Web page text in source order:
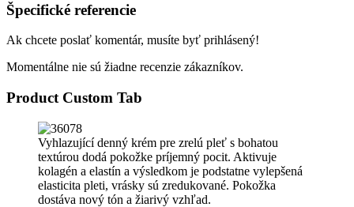
Špecifické referencie
Ak chcete poslať komentár, musíte byť prihlásený!
Momentálne nie sú žiadne recenzie zákazníkov.
Product Custom Tab
Vyhlazující denný krém pre zrelú pleť s bohatou
textúrou dodá pokožke príjemný pocit. Aktivuje
kolagén a elastín a výsledkom je podstatne vylepšená
elasticita pleti, vrásky sú zredukované. Pokožka
dostáva nový tón a žiarivý vzhľad.